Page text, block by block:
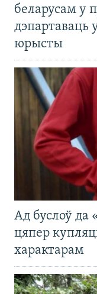
беларусам у
дэпартаваць
юрысты
Ад буслоў да
цяпер
характарам